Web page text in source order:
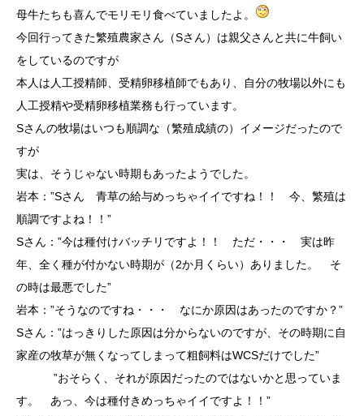
母牛たちも喜んでモリモリ食べていましたよ。
今回行ってきた繁殖農家さん（Sさん）は親父さんと共に牛飼い
をしているのですが
本人は人工授精師、受精卵移植師でもあり、自分の牧場以外にも
人工授精や受精卵移植業務も行っています。
Sさんの牧場はいつも順調な（繁殖成績の）イメージだったので
すが
実は、そうじゃない時期もあったようでした。
岩本：”Sさん 青草の給与めっちゃイイですね！！ 今、繁殖は
順調ですよね！！”
Sさん：”今は種付けバッチリですよ！！ ただ・・・ 実は昨
年、全く種が付かない時期が（2か月くらい）ありました。 そ
の時は最悪でした”
岩本：”そうなのですね・・・ なにか原因はあったのですか？”
Sさん：”はっきりした原因は分からないのですが、その時期に自
家産の牧草が無くなってしまって粗飼料はWCSだけでした”
”おそらく、それが原因だったのではないかと思っていま
す。 あっ、今は種付きめっちゃイイですよ！！”